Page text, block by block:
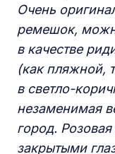
Очень
ремешок,
в качестве
(как пляжной,
в светло-
незаменимая
город.
закрытыми